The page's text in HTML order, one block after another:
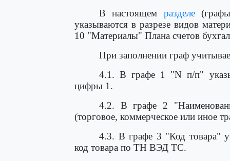
В настоящем разделе
указываются в разрезе видов
10 "Материалы" Плана счетов
При заполнении граф
4.1. В графе 1 "N п/п"
цифры 1.
4.2. В графе 2
(торговое, коммерческое или иное
4.3. В графе 3 "Код товара"
код товара по ТН ВЭД ТС.